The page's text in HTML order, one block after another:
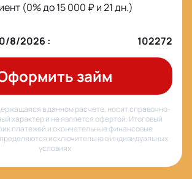
(0% до15 000 ₽ и21дн.)
8/2026 : 102272
займ
в данном расчете, носит справочно-
характер и не является офертой. Итоговый
платежей и окончательные финансовые
исключительно в индивидуальных
условиях